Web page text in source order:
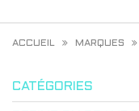
ACCUEIL MARQUES
CATÉGORIES